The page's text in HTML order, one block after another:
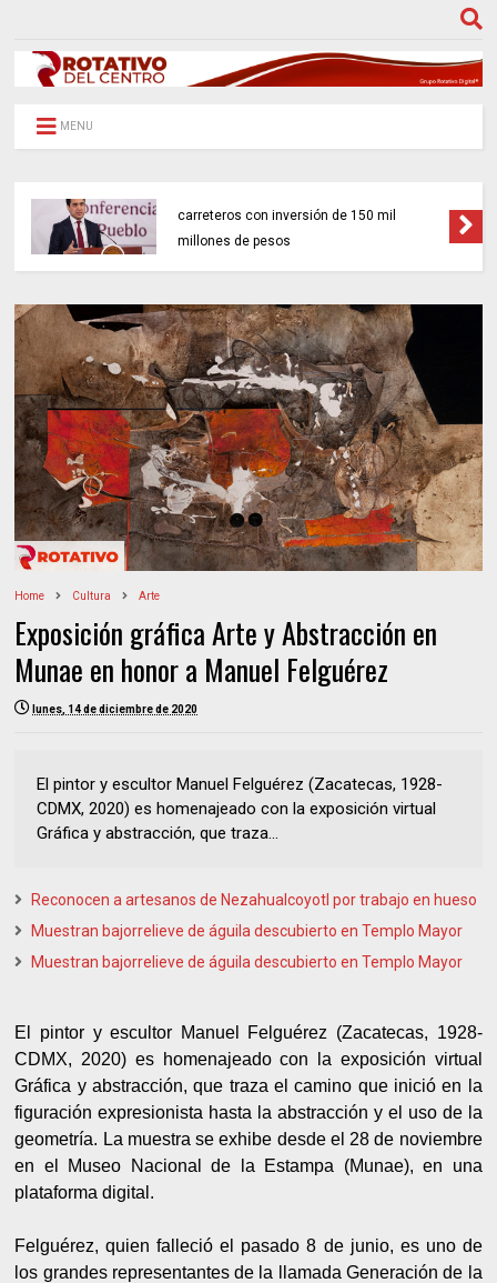
MENU
carreteros con inversión de 150 mil
millones de pesos
Home Cultura Arte
Exposición gráfica Arte y Abstracción en
Munae en honor a Manuel Felguérez
lunes, 14 de diciembre de 2020
El pintor y escultor Manuel Felguérez (Zacatecas, 1928-
CDMX, 2020) es homenajeado con la exposición virtual
Gráfica y abstracción, que traza...
Reconocen a artesanos de Nezahualcoyotl por trabajo en hueso
Muestran bajorrelieve de águila descubierto en Templo Mayor
Muestran bajorrelieve de águila descubierto en Templo Mayor
El pintor y escultor Manuel Felguérez (Zacatecas, 1928-
CDMX, 2020) es homenajeado con la exposición virtual
Gráfica y abstracción, que traza el camino que inició en la
figuración expresionista hasta la abstracción y el uso de la
geometría. La muestra se exhibe desde el 28 de noviembre
en el Museo Nacional de la Estampa (Munae), en una
plataforma digital.
Felguérez, quien falleció el pasado 8 de junio, es uno de
los grandes representantes de la llamada Generación de la